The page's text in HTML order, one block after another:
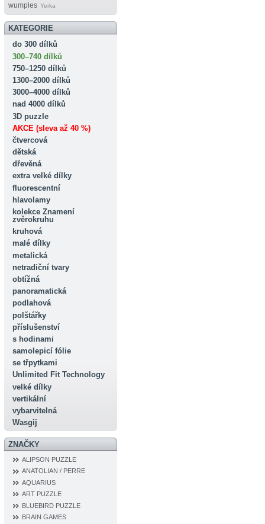
wumples Yerka
KATEGORIE
do 300 dílků
300–740 dílků
750–1250 dílků
1300–2000 dílků
3000–4000 dílků
nad 4000 dílků
3D puzzle
AKCE (sleva až 40 %)
čtvercová
dětská
dřevěná
extra velké dílky
fluorescentní
hlavolamy
kolekce Znamení
zvěrokruhu
kruhová
malé dílky
metalická
netradiční tvary
obtížná
panoramatická
podlahová
polštářky
příslušenství
s hodinami
samolepicí fólie
se třpytkami
Unlimited Fit Technology
velké dílky
vertikální
vybarvitelná
Wasgij
ZNAČKY
ALIPSON PUZZLE
ANATOLIAN / PERRE
AQUARIUS
ART PUZZLE
BLUEBIRD PUZZLE
BRAIN GAMES